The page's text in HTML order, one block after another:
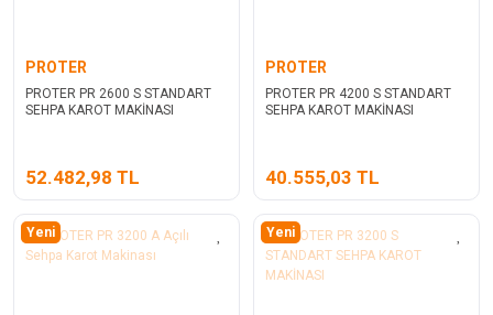
PROTER
PROTER PR 2600 S STANDART
SEHPA KAROT MAKİNASI
52.482,98 TL
PROTER
PROTER PR 4200 S STANDART
SEHPA KAROT MAKİNASI
40.555,03 TL
Yeni Yeni